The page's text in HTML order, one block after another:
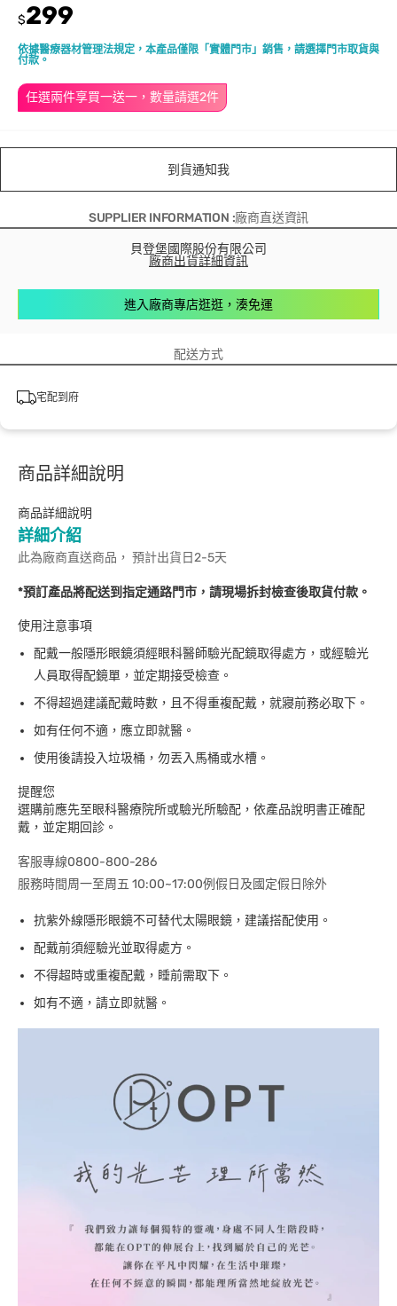
依據醫療器材管理法規定，本產品僅限「實體門市」銷售，請選擇門市取貨與
付款。
任選兩件享買一送一，數量請選2件
$299
到貨通知我
SUPPLIER INFORMATION :廠商直送資訊
貝登堡國際股份有限公司
廠商出貨詳細資訊
進入廠商專店逛逛，湊免運
配送方式
宅配到府
商品詳細說明
商品詳細說明
詳細介紹
此為廠商直送商品， 預計出貨日2-5天
*預訂產品將配送到指定通路門市，請現場拆封檢查後取貨付款。
使用注意事項
配戴一般隱形眼鏡須經眼科醫師驗光配鏡取得處方，或經驗光
人員取得配鏡單，並定期接受檢查。
不得超過建議配戴時數，且不得重複配戴，就寢前務必取下。
如有任何不適，應立即就醫。
使用後請投入垃圾桶，勿丟入馬桶或水槽。
提醒您
選購前應先至眼科醫療院所或驗光所驗配，依產品說明書正確配
戴，並定期回診。
客服專線0800-800-286
服務時間周一至周五 10:00~17:00例假日及國定假日除外
抗紫外線隱形眼鏡不可替代太陽眼鏡，建議搭配使用。
配戴前須經驗光並取得處方。
不得超時或重複配戴，睡前需取下。
如有不適，請立即就醫。